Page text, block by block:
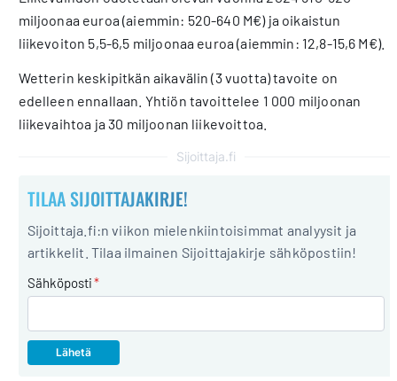
miljoonaa euroa (aiemmin: 520-640 M€) ja oikaistun
liikevoiton 5,5-6,5 miljoonaa euroa (aiemmin: 12,8-15,6 M€).
Wetterin keskipitkän aikavälin (3 vuotta) tavoite on
edelleen ennallaan. Yhtiön tavoittelee 1 000 miljoonan
liikevaihtoa ja 30 miljoonan liikevoittoa.
Sijoittaja.fi
TILAA SIJOITTAJAKIRJE!
Sijoittaja.fi:n viikon mielenkiintoisimmat analyysit ja
artikkelit. Tilaa ilmainen Sijoittajakirje sähköpostiin!
Sähköposti*